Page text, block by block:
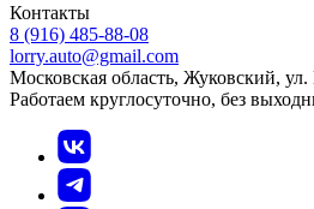
Контакты
8 (916) 485-88-08
lorry.auto@gmail.com
Московская область, Жуковский,
Работаем круглосуточно, без